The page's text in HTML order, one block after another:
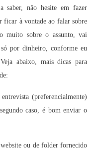
saber, não hesite em fazer
ficar à vontade ao falar sobre
muito sobre o assunto, vai
por dinheiro, conforme eu
abaixo, mais dicas para
(preferencialmente)
caso, é bom enviar o
website ou de folder fornecido